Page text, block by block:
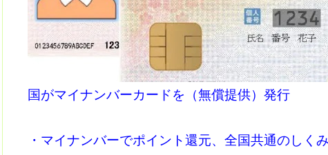
国がマイナンバーカードを（無償提供）発行
・マイナンバーでポイント還元、全国共通のしく